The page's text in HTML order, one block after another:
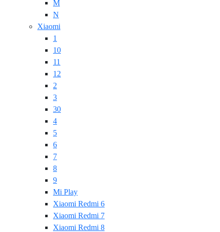
M
N
Xiaomi
1
10
11
12
2
3
30
4
5
6
7
8
9
Mi Play
Xiaomi Redmi 6
Xiaomi Redmi 7
Xiaomi Redmi 8